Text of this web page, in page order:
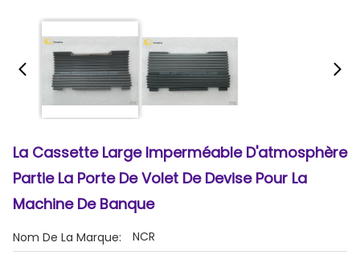
La Cassette Large Imperméable D'atmosphère
Partie La Porte De Volet De Devise Pour La
Machine De Banque
Nom De La Marque:
NCR